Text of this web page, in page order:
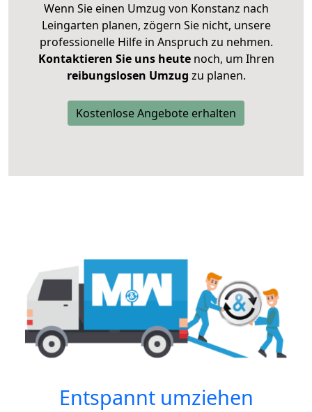
Wenn Sie einen Umzug von Konstanz nach
Leingarten planen, zögern Sie nicht, unsere
professionelle Hilfe in Anspruch zu nehmen.
Kontaktieren Sie uns heutenoch, um Ihren
reibungslosen Umzug zu planen.
Kostenlose Angebote erhalten
Entspannt umziehen